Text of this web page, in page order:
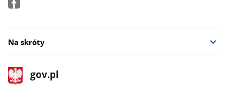
Na skróty
stopka
gov.pl
Strona
gov.pl